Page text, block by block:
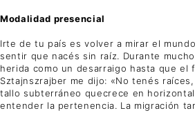
Modalidad presencial
Irte de tu país es volver a mirar el
sentir que nacés sin raíz. Durante
herida como un desarraigo hasta que el
Sztajnszrajber me dijo: «No tenés
tallo subterráneo quecrece en
entender la pertenencia. La migración